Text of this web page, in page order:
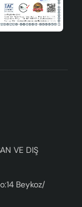
Gravora
VE DIŞ
Beykoz/